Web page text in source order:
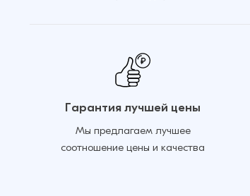
Гарантия лучшей цены
Мы предлагаем лучшее
соотношение цены и качества